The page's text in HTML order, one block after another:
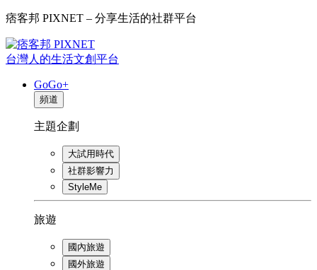
痞客邦 PIXNET – 分享生活的社群平台
台灣人的生活文創平台
GoGo+
頻道
主題企劃
大試用時代
社群影響力
StyleMe
旅遊
國內旅遊
國外旅遊